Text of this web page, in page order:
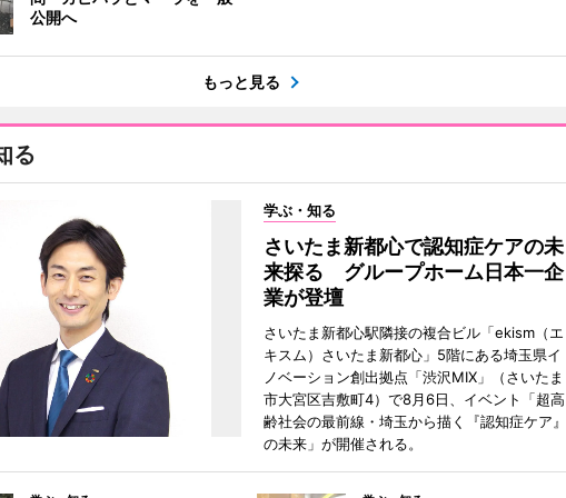
公開へ
もっと見る
る
学ぶ・知る
さいたま新都心で認知症ケアの未
来探る グループホーム日本一企
業が登壇
さいたま新都心駅隣接の複合ビル「ekism（エ
キスム）さいたま新都心」5階にある埼玉県イ
ノベーション創出拠点「渋沢MIX」（さいたま
市大宮区吉敷町4）で8月6日、イベント「超高
齢社会の最前線・埼玉から描く『認知症ケア』
の未来」が開催される。